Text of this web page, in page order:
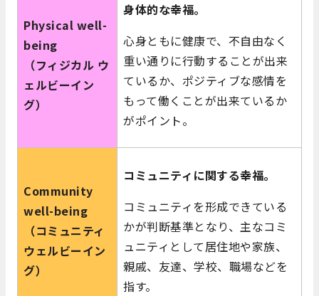
Physical well-
being
（フィジカル ウ
ェルビーイン
グ）
身体的な幸福。
心身ともに健康で、不自由なく
重い通りに行動することが出来
ているか、ポジティブな感情を
もって働くことが出来ているか
がポイント。
Community
well-being
（コミュニティ
ウェルビーイン
グ）
コミュニティに関する幸福。
コミュニティを形成できている
かが判断基準となり、主なコミ
ュニティとして居住地や家族、
親戚、友達、学校、職場などを
指す。